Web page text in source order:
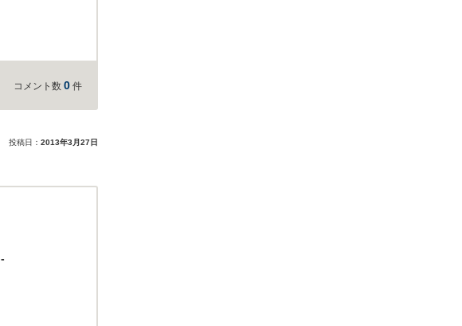
コメント数 0 件
投稿日： 2013年3月27日
-